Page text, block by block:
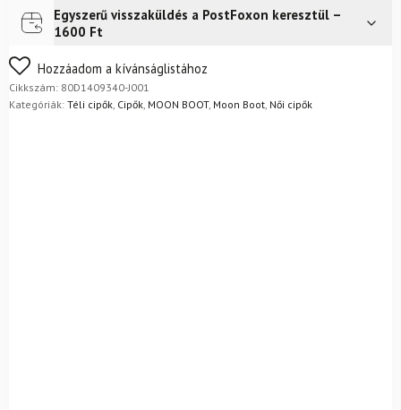
mennyiség
Futár a címreIngyenes
FoxPost
Egyszerű visszaküldés a PostFoxon keresztül –
1600 Ft
Nem biztos a választásában? Semmi gond – a terméket
egyszerűen visszaküldheti 14 napon belül, indoklás nélkül.
Mik a visszaküldés feltételei?
Hozzáadom a kívánságlistához
Cikkszám: 80D1409340-J001
Kategóriák: Téli cipők Cipők MOON BOOT, Moon Boot Női cipők